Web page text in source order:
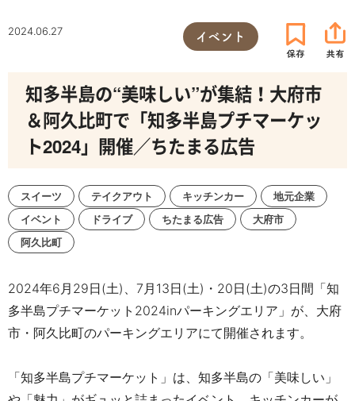
2024.06.27 イベント
知多半島の“美味しい”が集結！大府市
＆阿久比町で「知多半島プチマーケッ
ト2024」開催／ちたまる広告
スイーツ テイクアウト キッチンカー
地元企業
イベント
ドライブ ちたまる広告
大府市
阿久比町
2024年6月29日(土)、7月13日(土)・20日(土)の3日間「知
多半島プチマーケット2024inパーキングエリア」が、大府
市・阿久比町のパーキングエリアにて開催されます。
「知多半島プチマーケット」は、知多半島の「美味しい」